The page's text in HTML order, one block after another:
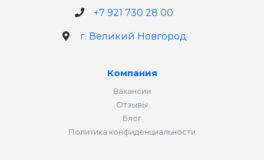
+7 921 730 28 00
г. Великий Новгород
Компания
Вакансии
Отзывы
Блог
Политика конфиденциальности